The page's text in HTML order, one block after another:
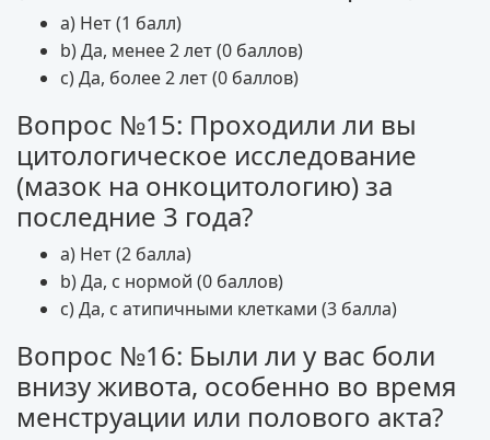
a) Нет (1 балл)
b) Да, менее 2 лет (0 баллов)
c) Да, более 2 лет (0 баллов)
Вопрос №15: Проходили ли вы
цитологическое исследование
(мазок на онкоцитологию) за
последние 3 года?
a) Нет (2 балла)
b) Да, с нормой (0 баллов)
c) Да, с атипичными клетками (3 балла)
Вопрос №16: Были ли у вас боли
внизу живота, особенно во время
менструации или полового акта?